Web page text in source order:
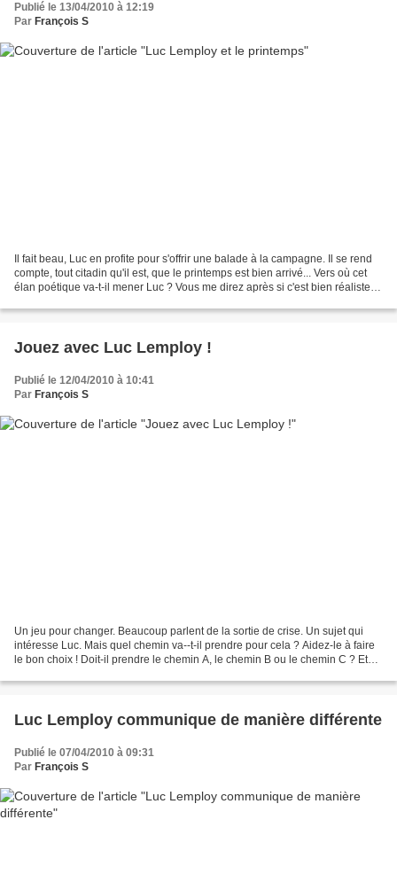
Publié le 13/04/2010 à 12:19
Par François S
Il fait beau, Luc en profite pour s'offrir une balade à la campagne. Il se rend
compte, tout citadin qu'il est, que le printemps est bien arrivé... Vers où cet
élan poétique va-t-il mener Luc ? Vous me direz après si c'est bien réaliste,
Jouez avec Luc Lemploy !
Publié le 12/04/2010 à 10:41
Par François S
Un jeu pour changer. Beaucoup parlent de la sortie de crise. Un sujet qui
intéresse Luc. Mais quel chemin va--t-il prendre pour cela ? Aidez-le à faire
le bon choix ! Doit-il prendre le chemin A, le chemin B ou le chemin C ? Et
Luc Lemploy communique de manière différente
Publié le 07/04/2010 à 09:31
Par François S